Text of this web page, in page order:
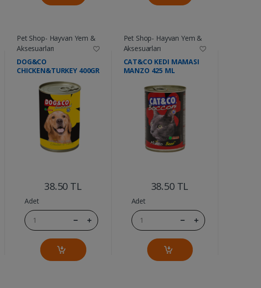
Pet Shop- Hayvan Yem &
Aksesuarları
DOG&CO
CHICKEN&TURKEY 400GR
38.50 TL
Adet
Pet Shop- Hayvan Yem &
Aksesuarları
CAT&CO KEDI MAMASI
MANZO 425 ML
38.50 TL
Adet